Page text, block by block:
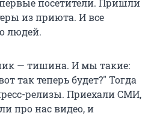
посетители. Пришли
из приюта. И все
людей.
— тишина. И мы такие:
так теперь будет?" Тогда
релизы. Приехали СМИ,
про нас видео, и